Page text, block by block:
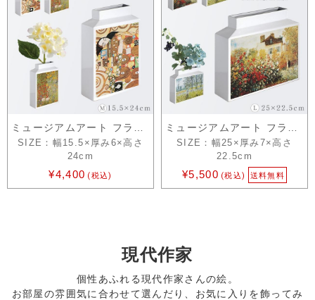
SIZE：幅15.5×厚み6×高さ
24cm
¥4,400 (税込)
SIZE：幅25×厚み7×高さ
22.5cm
¥5,500 (税込) 送料無料
現代作家
個性あふれる現代作家さんの絵。
お部屋の雰囲気に合わせて選んだり、お気に入りを飾ってみ